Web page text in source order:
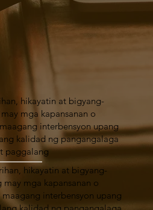
hikayatin at bigyang-
mga kapansanan o
interbensyon upang
kalidad ng pangangalaga
paggalang
hikayatin at bigyang-
mga kapansanan o
interbensyon upang